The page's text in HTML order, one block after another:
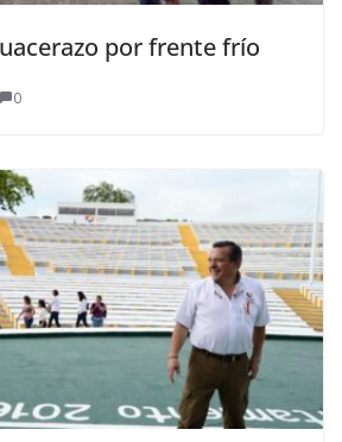
por frente frío
0